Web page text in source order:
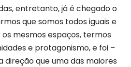
entretanto, já é chegado o
que somos todos iguais e
mesmos espaços, termos
e protagonismo, e foi –
direção que uma das maiores